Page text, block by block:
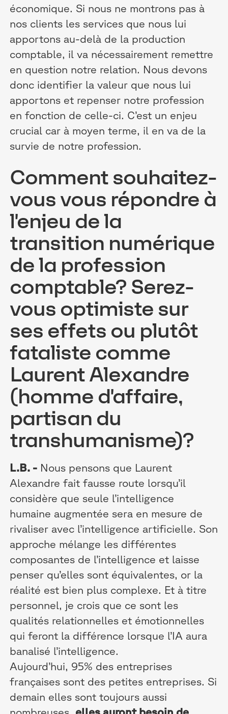
économique. Si nous ne montrons pas à
nos clients les services que nous lui
apportons au-delà de la production
comptable, il va nécessairement remettre
en question notre relation. Nous devons
donc identifier la valeur que nous lui
apportons et repenser notre profession
en fonction de celle-ci. C’est un enjeu
crucial car à moyen terme, il en va de la
survie de notre profession.
Comment souhaitez-
vous vous répondre à
l'enjeu de la
transition numérique
de la profession
comptable? Serez-
vous optimiste sur
ses effets ou plutôt
fataliste comme
Laurent Alexandre
(homme d'affaire,
partisan du
transhumanisme)?
L.B. - Nous pensons que Laurent
Alexandre fait fausse route lorsqu’il
considère que seule l’intelligence
humaine augmentée sera en mesure de
rivaliser avec l’intelligence artificielle. Son
approche mélange les différentes
composantes de l’intelligence et laisse
penser qu’elles sont équivalentes, or la
réalité est bien plus complexe. Et à titre
personnel, je crois que ce sont les
qualités relationnelles et émotionnelles
qui feront la différence lorsque l’IA aura
banalisé l’intelligence.
Aujourd’hui, 95% des entreprises
françaises sont des petites entreprises. Si
demain elles sont toujours aussi